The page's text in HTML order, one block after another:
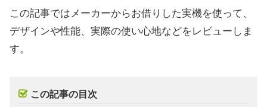
この記事ではメーカーからお借りした実機を使って、
デザインや性能、実際の使い心地などをレビューしま
す。
この記事の目次